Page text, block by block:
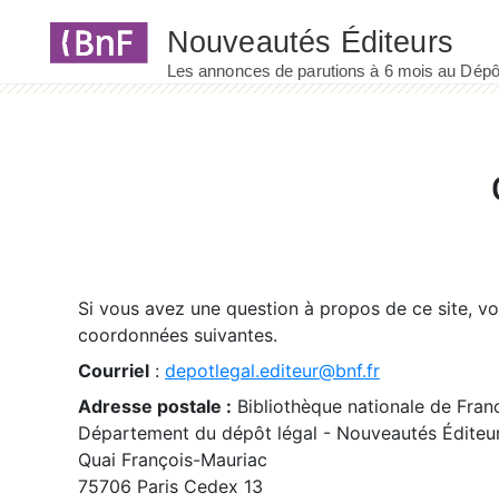
Si vous avez une question à propos de ce site,
coordonnées suivantes.
Courriel : depotlegal.editeur@bnf.fr
Adresse postale : Bibliothèque nationale de
Département du dépôt légal - Nouveautés
Quai François-Mauriac
75706 Paris Cedex 13